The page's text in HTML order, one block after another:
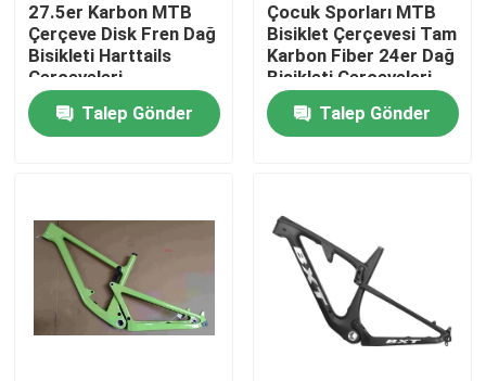
Kalite Kontrolü
Bizimle İletişim
Karbon Dağ Bisikleti
Karbon Yol Bisikleti
27.5er Karbon MTB
Çerçeve Disk Fren Dağ
Bisikleti Harttails
Çerçeveleri
Talep Gönder
Çocuk Sporları MTB
Bisiklet Çerçevesi Tam
Karbon Fiber 24er Dağ
Bisikleti Çerçeveleri
Talep Gönder